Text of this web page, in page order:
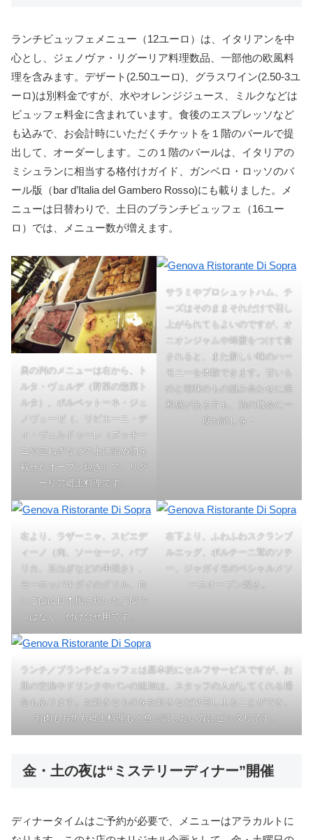
ランチビュッフェメニュー（12ユーロ）は、イタリアンを中
心とし、ジェノヴァ・リグーリア料理数品、一部他の欧風料
理を含みます。デザート(2.50ユーロ)、グラスワイン(2.50-3ユ
ーロ)は別料金ですが、水やオレンジジュース、ミルクなどは
ビュッフェ料金に含まれています。食後のエスプレッソなど
も込みで、お会計時にいただくチケットを１階のバールで提
出して、オーダーします。この１階のバールは、イタリアの
ミシュランに相当する格付けガイド、ガンベロ・ロッソのバ
ール版（bar d’Italia del Gambero Rosso)にも載りました。メ
ニューは日替わりで、土日のブランチビュッフェ（16ユー
ロ）では、メニュー数が増えます。
奥の列のメニューは右から、ト
ルタ・ヴェルデ（野菜の惣菜ト
ルタ）、ポルペットーネ・ジェ
ノヴェーゼ（、リピエーニ・デ
ィ・ヴェルドゥーレ（ズッキー
ニや玉ねぎなどの上に詰め物を
載せたオーブン焼き）で、リグ
ーリア郷土料理です。
サラミやプロシュットハム、チ
ーズはそのままそれだけで召し
上がられてもよいのですが、オ
ニオンジャムや蜂蜜をつけて食
されると、また新しい味のハー
モニーを体験できます。甘いも
のと塩味のもの組み合わせに違
和感がある方も、旅の機会に一
度お試しを！
右より、ラザーニャ、スピエデ
ィーノ（肉、ソーセージ、パプ
リカ、玉ねぎなどの串焼き）、
ヨーロッパキダイのグリル、白
いご飯は日本風に炊いたご飯で
はなく、付け合せ用です。
右下より、ふわふわスクランブ
ルエッグ、ポルチーニ茸のソテ
ー、ジャガイモのベシャルメソ
ースオーブン焼き。
ランチ／ブランチビュッフェは基本的にセルフサービスですが、お
皿の交換やドリンクやパンの追加は、スタッフの人がしてくれる場
合もあります。お好きなものをお好きなだけ召し上ることができ、
お肉もお魚も郷土料理もと色々試したい方にピッタリです。
金・土の夜は“ミステリーディナー”開催
ディナータイムはご予約が必要で、メニューはアラカルトに